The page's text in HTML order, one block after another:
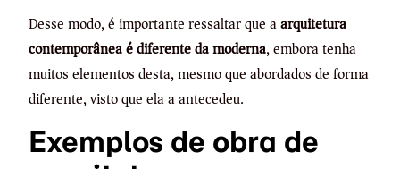
Desse modo, é importante ressaltar que aarquitetura
contemporânea é diferente da moderna, embora tenha
muitos elementos desta, mesmo que abordados de forma
diferente, visto que ela a antecedeu.
Exemplos de obra de